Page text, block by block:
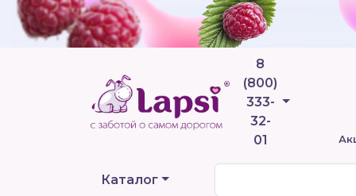
8
(800)
333-
32-
01
Телефоны
Каталог